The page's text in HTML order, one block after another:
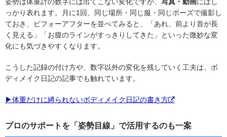
っかり表れます。月に1回、同じ場所・同じ服・同じポーズで撮影し
ておき、ビフォーアフターを並べてみると、「あれ、前より首が長
く見える」「お腹のラインがすっきりしてきた」といった微妙な変
化にも気づきやすくなります。
こうした記録の付け方や、数字以外の変化を残していく工夫は、ボ
ディメイク日記の記事でも触れています。
▶体重だけに縛られないボディメイク日記の書き方
プロのサポートを「姿勢目線」で活用するのも一案